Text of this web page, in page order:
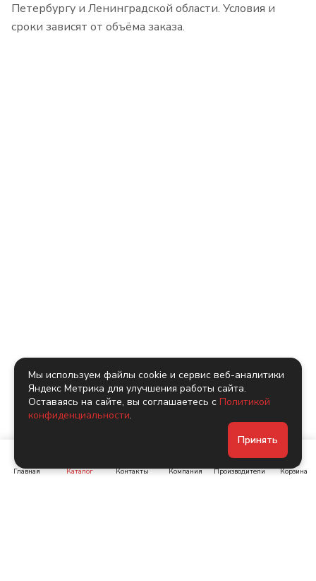
Петербургу и Ленинградской области. Условия и
сроки зависят от объёма заказа.
Главная Каталог Контакты Компания Производители Корзина
Мы используем файлы cookie и сервис веб-аналитики
Яндекс Метрика для улучшения работы сайта.
Оставаясь на сайте, вы соглашаетесь с Политикой
конфиденциальности.
Принять